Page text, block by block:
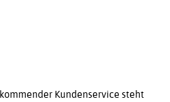
Kundenservice steht